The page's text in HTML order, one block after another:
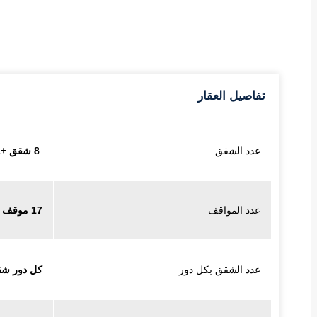
تفاصيل العقار
عدد الشقق
عدد المواقف 17 موقف
عدد الشقق بكل دور كل دور